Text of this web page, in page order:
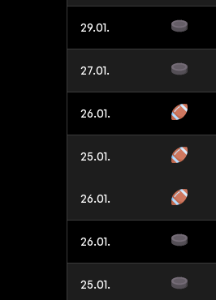
29.01.
27.01.
26.01.
25.01.
26.01.
26.01.
25.01.